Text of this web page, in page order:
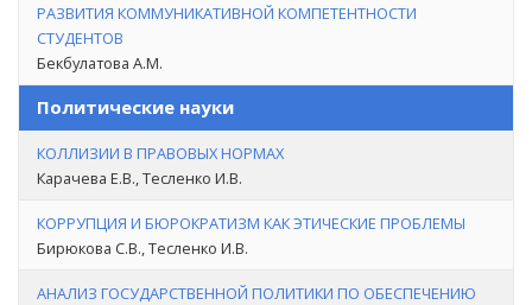
РАЗВИТИЯ КОММУНИКАТИВНОЙ КОМПЕТЕНТНОСТИ
СТУДЕНТОВ
Бекбулатова А.М.
Политические науки
КОЛЛИЗИИ В ПРАВОВЫХ НОРМАХ
Карачева Е.В., Тесленко И.В.
КОРРУПЦИЯ И БЮРОКРАТИЗМ КАК ЭТИЧЕСКИЕ ПРОБЛЕМЫ
Бирюкова С.В., Тесленко И.В.
АНАЛИЗ ГОСУДАРСТВЕННОЙ ПОЛИТИКИ ПО ОБЕСПЕЧЕНИЮ